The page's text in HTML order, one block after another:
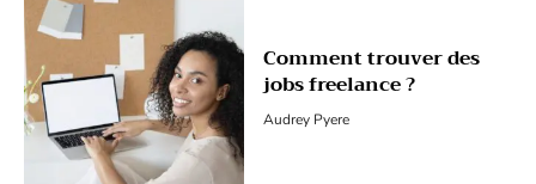
Comment trouver des
jobs freelance ?
Audrey Pyere